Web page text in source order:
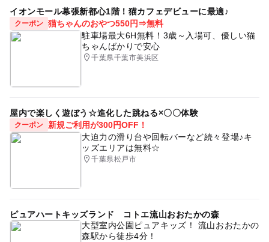
イオンモール幕張新都心1階！猫カフェデビューに最適♪
クーポン 猫ちゃんのおやつ550円⇒無料
駐車場最大6H無料！3歳～入場可、優しい猫
ちゃんばかりで安心
千葉県千葉市美浜区
屋内で楽しく遊ぼう☆進化した跳ねる×〇〇体験
クーポン 新規ご利用が300円OFF！
大迫力の滑り台や回転バーなど続々登場♪キ
ッズエリアは無料☆
千葉県松戸市
ピュアハートキッズランド コトエ流山おおたかの森
大型室内公園ピュアキッズ！ 流山おおたかの
森駅から徒歩4分！